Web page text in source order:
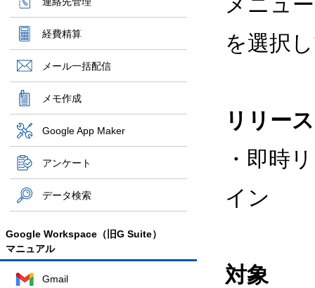
経費精算
メール一括配信
メモ作成
Google App Maker
アンケート
データ検索
Google Workspace（旧G Suite）
マニュアル
Gmail
を選択
リリー
・即時
イン
対象